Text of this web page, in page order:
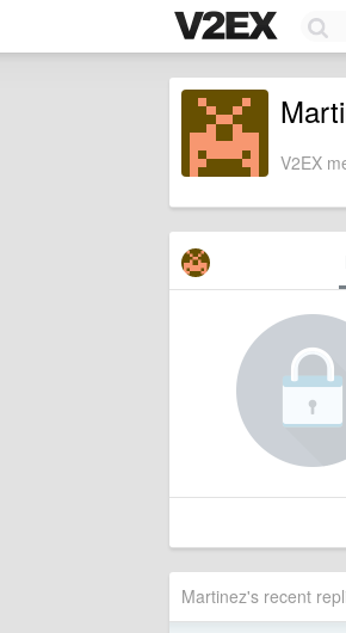
V2EX
Martinez's recent